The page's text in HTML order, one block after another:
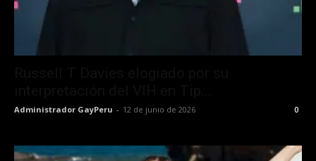
Administrador GayPeru - 12 de junio de 2026 0